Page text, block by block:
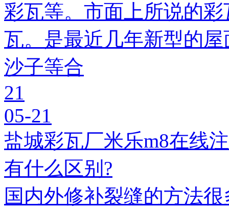
彩瓦等。市面上所说的
瓦。是最近几年新型的
沙子等合
21
05-21
盐城彩瓦厂米乐m8在线
有什么区别?
国内外修补裂缝的方法